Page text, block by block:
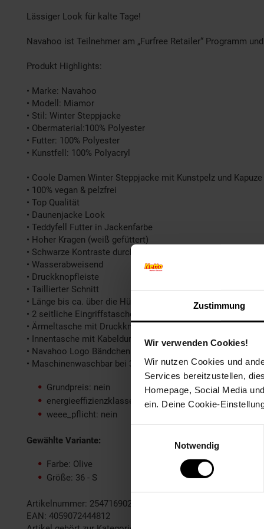
Zustimmung
Wir verwenden Cookies!
Wir nutzen Cookies und
Services bereitzustellen,
Homepage, Social Media
ein. Deine Cookie-
Notwendig
Lässiger Look für kalte Tage!
Navahoo ist Teilnehmer am „Furfree Retailer“ Programm
Produkt Highlights:
• Marke: Navahoo
• Modell: Miamor
• Stil: Winter Steppjacke
• Obermaterial:100% Polyester
• Futter: 100% Polyester
• Kunstfell: 100% Polyacryl
• Coole Damen Winter Steppjacke mit Kunstpelz und Kapuze
• 100% vegan & pelzfrei
• Top Qualität
• Daunenjacke Look
• Teddyfell Futter in Jackenfarbe
• Hoher Kragen (weiß gefüttert)
• Schwarze Kontraste durch Kunstfellbesatz, Rippbündchen
• Wasserabweisend
• Druckknopfleiste
• Taillierter Schnitt
• Länge bis ca. über die Hüfte
• 2 seitliche Eingriffstaschen mit Reißverschluss (Fleece
• Ärmeltasche mit Druckknopf
• Innentasche mit Kabeldurchgang
• Navahoo Logo Bändchen am rückwärtigen Saum und linker
• Maschinenwaschbar bei 30°C
Grundpreis: nein
energieeffizienzklasse: nein
weee_pflicht: nein
Gewählte Variante:
Farbe: Olive
Größe: 36 - S
Artikelnummer: 2547169020
EAN: 4059072444812